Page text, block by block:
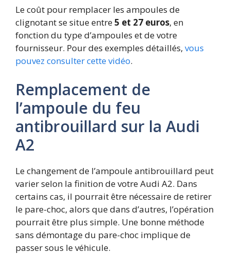
Le coût pour remplacer les ampoules de
clignotant se situe entre5 et 27 euros, en
fonction du type d’ampoules et de votre
fournisseur. Pour des exemples détaillés, vous
pouvez consulter cette vidéo.
Remplacement de
l’ampoule du feu
antibrouillard sur la Audi
A2
Le changement de l’ampoule antibrouillard peut
varier selon la finition de votre Audi A2. Dans
certains cas, il pourrait être nécessaire de retirer
le pare-choc, alors que dans d’autres, l’opération
pourrait être plus simple. Une bonne méthode
sans démontage du pare-choc implique de
passer sous le véhicule.